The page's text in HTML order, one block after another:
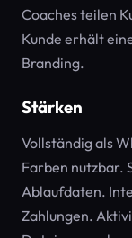
Coaches teilen
Kunde erhält
Branding.
Stärken
Vollständig als
Farben nutzbar.
Ablaufdaten.
Zahlungen.